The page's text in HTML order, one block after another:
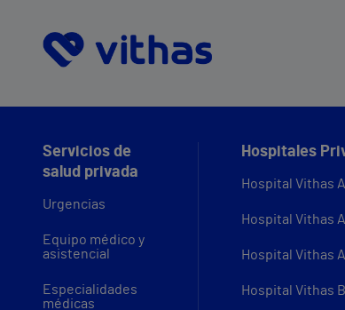
Servicios de
salud privada
Urgencias
Equipo médico y
asistencial
Especialidades
médicas
Hospitales
Hospital Vithas
Hospital Vithas
Hospital Vithas
Hospital Vithas